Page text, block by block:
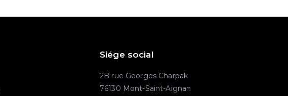
Siége social
2B rue Georges Charpak
76130 Mont-Saint-Aignan